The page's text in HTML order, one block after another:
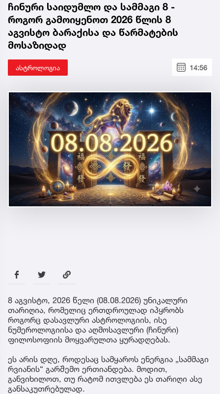
ჩინური საიდუმლო და სამმაგი 8 -
როგორ გამოიყენოთ 2026 წლის 8
აგვისტო ბარაქისა და წარმატების
მოსაზიდად
ასტროლოგია 14:56
8 აგვისტო, 2026 წელი (08.08.2026) უნიკალური
თარიღია, რომელიც ერთდროულად იპყრობს
როგორც დასავლური ასტროლოგიის, ისე
ნუმეროლოგიისა და აღმოსავლური (ჩინური)
ფილოსოფიის მოყვარულთა ყურადღებას.
ეს არის დღე, როდესაც სამყაროს ენერგია „სამმაგი
რვიანის“ გარშემო ერთიანდება. მოდით,
განვიხილოთ, თუ რატომ ითვლება ეს თარიღი ასე
განსაკუთრებულად.